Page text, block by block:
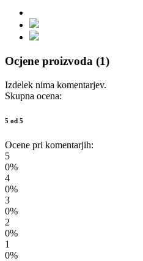
Ocjene proizvoda (1)
Izdelek nima komentarjev.
Skupna ocena:
5 od 5
Ocene pri komentarjih:
5
0%
4
0%
3
0%
2
0%
1
0%